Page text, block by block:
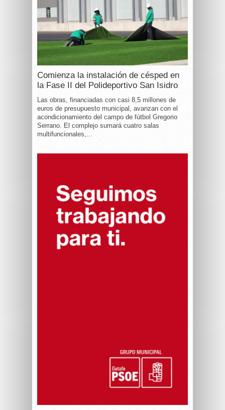
Comienza la instalación de césped en
la Fase II del Polideportivo San Isidro
Las obras, financiadas con casi 8,5 millones de
euros de presupuesto municipal, avanzan con el
acondicionamiento del campo de fútbol Gregorio
Serrano. El complejo sumará cuatro salas
multifuncionales,...